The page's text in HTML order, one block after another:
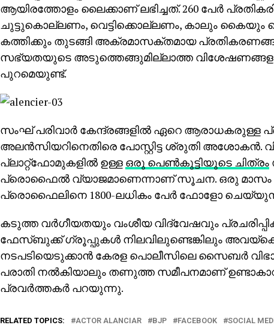
ആയിരത്തോളം ലൈക്കാണ് ലഭിച്ചത്. 260 പേര്‍
ചുട്ടുകൊല്ലണം, വെട്ടിക്കൊല്ലണം, കാലും കൈയും
കത്തിക്കും തുടങ്ങി അക്രമാസക്തമായ
സഭ്യതയുടെ അടുത്തെങ്ങുമില്ലാത്ത വിശേഷണങ്ങളും
പുറമെയുണ്ട്.
സംഘ് പരിവാര്‍ കേന്ദ്രങ്ങളില്‍ ഏറെ
അലന്‍സിയറിനെതിരെ പോസ്റ്റിട്ട ശ്രുതി
പ്ലാറ്റ്‌ഫോമുകളില്‍ ഉള്ള ഒരു പെണ്‍കുട്ടിയുടെ ചിത്രം
പ്രൊഫൈല്‍ വ്യാജമാണെന്നാണ് സൂചന. ഒരു മാസം
പ്രൊഫൈലിനെ 1800-ലധികം പേര്‍ ഫോളോ
കടുത്ത വര്‍ഗീയതയും വംശീയ വിദ്വേഷവും
ഫേസ്ബുക്ക് ഗ്രൂപ്പുകള്‍ നിലവിലുണ്ടെങ്കിലും
നടപടിയെടുക്കാന്‍ കേരള പൊലീസിലെ സൈബര്‍
പരാതി നല്‍കിയാലും തണുത്ത സമീപനമാണ്
പ്രവര്‍ത്തകര്‍ പറയുന്നു.
RELATED TOPICS: ACTOR ALANCIAR BJP FACEBOOK SOCIAL